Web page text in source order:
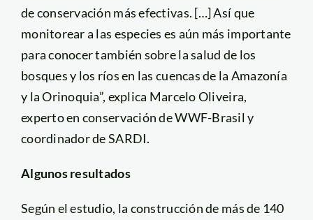
de conservación más efectivas. […] Así que
monitorear a las especies es aún más importante
para conocer también sobre la salud de los
bosques y los ríos en las cuencas de la Amazonía
y la Orinoquia”, explica Marcelo Oliveira,
experto en conservación de WWF-Brasil y
coordinador de SARDI.
Algunos resultados
Según el estudio, la construcción de más de 140